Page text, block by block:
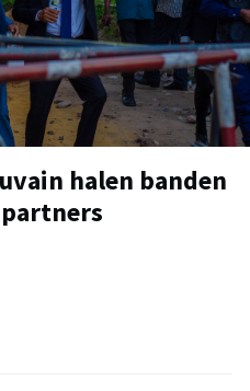
halen banden